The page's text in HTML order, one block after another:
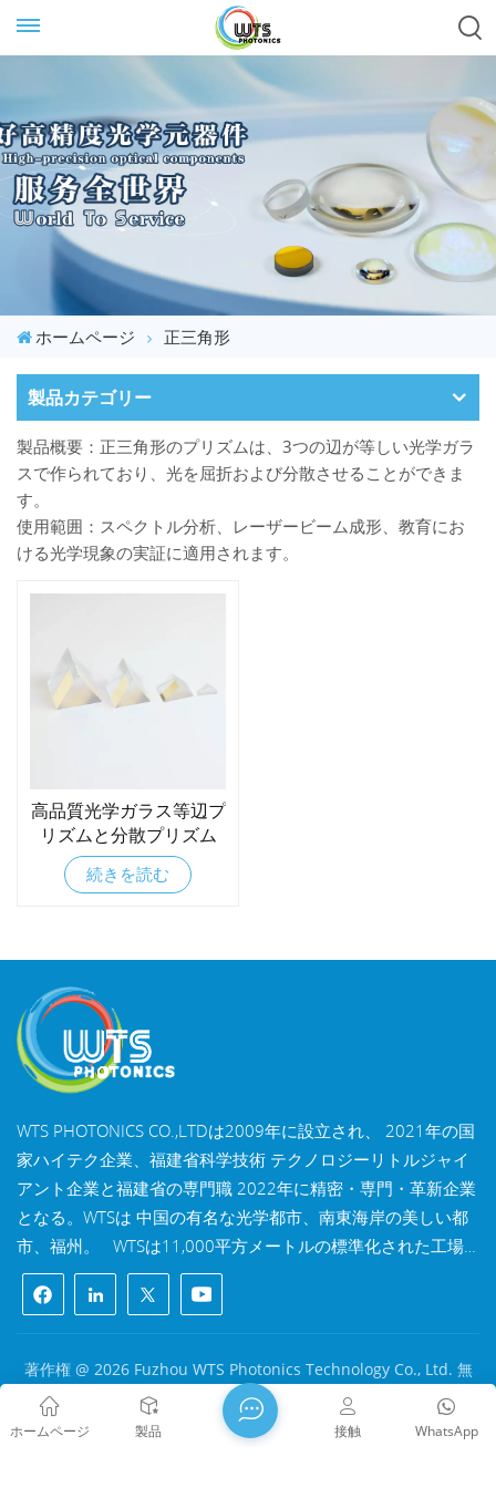
ホームページ 正三角形
製品カテゴリー
製品概要：正三角形のプリズムは、3つの辺が等しい光学ガラ
スで作られており、光を屈折および分散させることができま
す。
使用範囲：スペクトル分析、レーザービーム成形、教育にお
ける光学現象の実証に適用されます。
高品質光学ガラス等辺プ
リズムと分散プリズム
続きを読む
WTS PHOTONICS CO.,LTDは2009年に設立され、 2021年の国
家ハイテク企業、福建省科学技術 テクノロジーリトルジャイ
アント企業と福建省の専門職 2022年に精密・専門・革新企業
となる。WTSは 中国の有名な光学都市、南東海岸の美しい都
市、福州。 WTSは11,000平方メートルの標準化された工場
棟を所有しており、 熟練した技術スタッフと完全な光学処理
システムを備え、 コーティングシステム、組立システム、品
質管理システム。WTSは 研究開発、設計、製造のワンストッ
プソリューションを顧客に提供します。 高精度光学部品、高
精度光学撮像レンズ、 および高出力レーザー部品。 WTSの製
品には以下が含まれます 光学窓、レンズ、円筒レンズ、フィ
ルター、ミラー、プリズム、 波長板、ビームスプリッター、
著作権 @ 2026 Fuzhou WTS Photonics Technology Co., Ltd. 無
断転載を禁じます .
ネットワークサポート
闽ICP备2024080551号
サイトマップ ブログ Xml/
ホームページ 製品 WhatsApp
接触